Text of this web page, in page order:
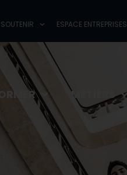
ESPACE ENTREPRISES
MÉTIERS